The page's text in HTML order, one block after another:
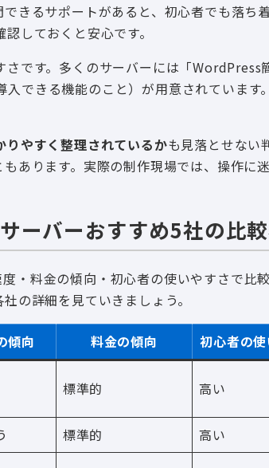
きるサポートがあると、初心者でも落ち
しておくと安心です。
です。多くのサーバーには「WordPress
できる機能のこと）が用意されています
りやすく整理されているかも見落とせない
あります。実際の制作現場では、操作に
ーバーおすすめ5社の比
・料金の傾向・初心者の使いやすさで比
の詳細を見ていきましょう。
傾向 料金の傾向 初心者の
標準的 高い
標準的 高い